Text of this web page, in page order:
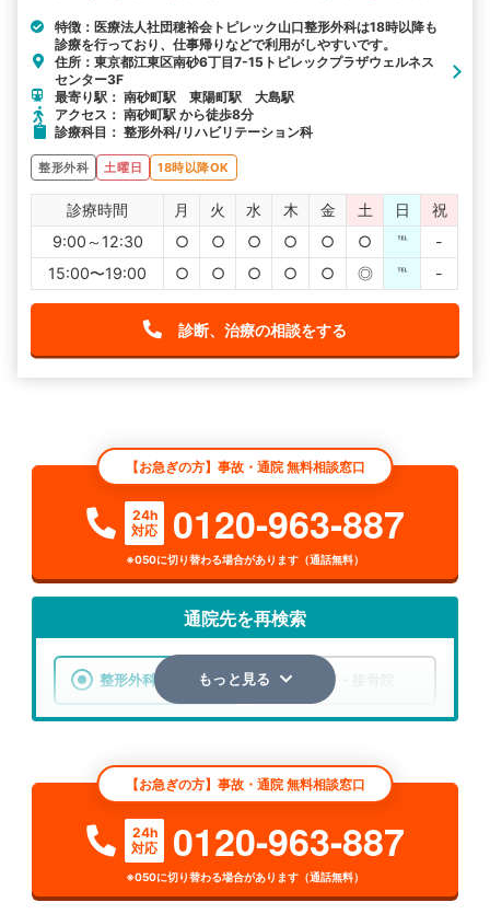
特徴：医療法人社団穂裕会トピレック山口整形外科は18時以降も
診療を行っており、仕事帰りなどで利用がしやすいです。
住所：東京都江東区南砂6丁目7-15トピレックプラザウェルネス
センター3F
最寄り駅： 南砂町駅 東陽町駅 大島駅
アクセス： 南砂町駅 から徒歩8分
診療科目： 整形外科/リハビリテーション科
整形外科 土曜日 18時以降OK
診療時間 月 火 水 木 金 土 日
祝
9:00～12:30
○ ○ ○ ○ ○ ○ ℡
-
15:00〜19:00
○ ○ ○ ○ ○ ◎ ℡ -
診断、治療の相談をする
【お急ぎの方】事故・通院 無料相談窓口
24h
対応
0120-963-887
※050に切り替わる場合があります（通話無料）
通院先を再検索
整形外科 整骨院・接骨院
検索する
詳細条件で絞り込む
その他の検索方法
もっと見る
【お急ぎの方】事故・通院 無料相談窓口
24h
対応
0120-963-887
※050に切り替わる場合があります（通話無料）